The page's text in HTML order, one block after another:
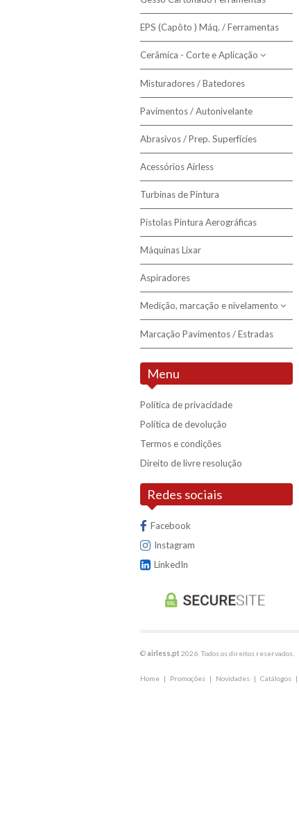
Bateria
Profissionais - Água Quente
Combustão
EPS (Capôto ) Máq. / Ferramentas
Cerâmica - Corte e Aplicação
Cortadoras de Cerâmica
Ventosas
Mesas de trabalho e carro
Espátulas
Limpeza e Rejunte
Joelheiras
Nivelamento
Brocas diamantadas
Ferramentas de Corte e Desbaste
Misturadores / Batedores
Pavimentos / Autonivelante
Abrasivos / Prep. Superfícies
Acessórios Airless
Turbinas de Pintura
Pistolas Pintura Aerográficas
Máquinas Lixar
Aspiradores
Medição, marcação e nivelamento
Nivelamento Laser
Medição Laser
Medição Manual
Marcação
Marcação Pavimentos / Estradas
Menu
Política de privacidade
Política de devolução
Termos e condições
Direito de livre resolução
Redes sociais
Facebook
Instagram
LinkedIn
© airless.pt2026. Todos os direitos reservados.
Home | Promoções | Novidades | Catálogos |